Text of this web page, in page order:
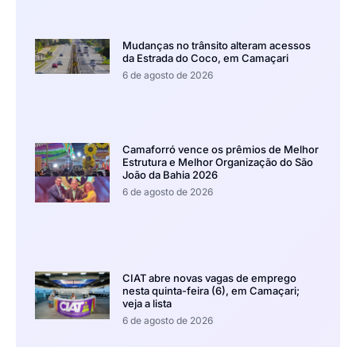
Mudanças no trânsito alteram acessos
da Estrada do Coco, em Camaçari
6 de agosto de 2026
Camaforró vence os prêmios de Melhor
Estrutura e Melhor Organização do São
João da Bahia 2026
6 de agosto de 2026
CIAT abre novas vagas de emprego
nesta quinta-feira (6), em Camaçari;
veja a lista
6 de agosto de 2026